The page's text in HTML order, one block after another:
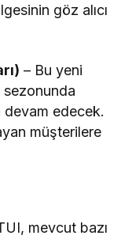
göz alıcı
– Bu yeni
sezonunda
edecek.
müşterilere
mevcut bazı